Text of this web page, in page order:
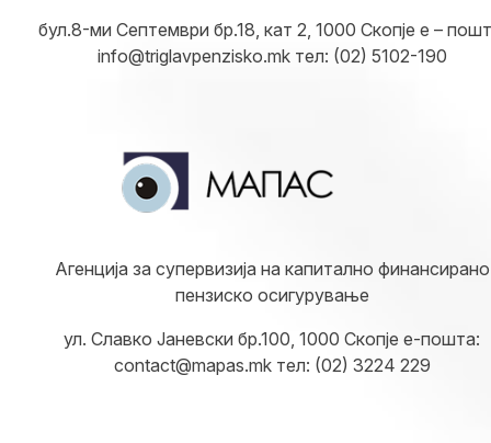
бул.8-ми Септември бр.18, кат 2, 1000 Скопје е –
info@triglavpenzisko.mk тел: (02) 5102-190
Агенција за супервизија на капитално финансирано
пензиско осигурување
ул. Славко Јаневски бр.100, 1000 Скопје е-пошта:
contact@mapas.mk тел: (02) 3224 229